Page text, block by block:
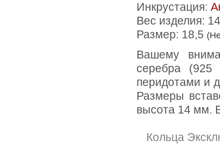
Инкрустация:
Вес изделия:
Размер: 18,5
Вашему вниманию предлагается кольцо из стерлингового
серебра (925
перидотами и
Размеры
высота 14 мм.
Кольца